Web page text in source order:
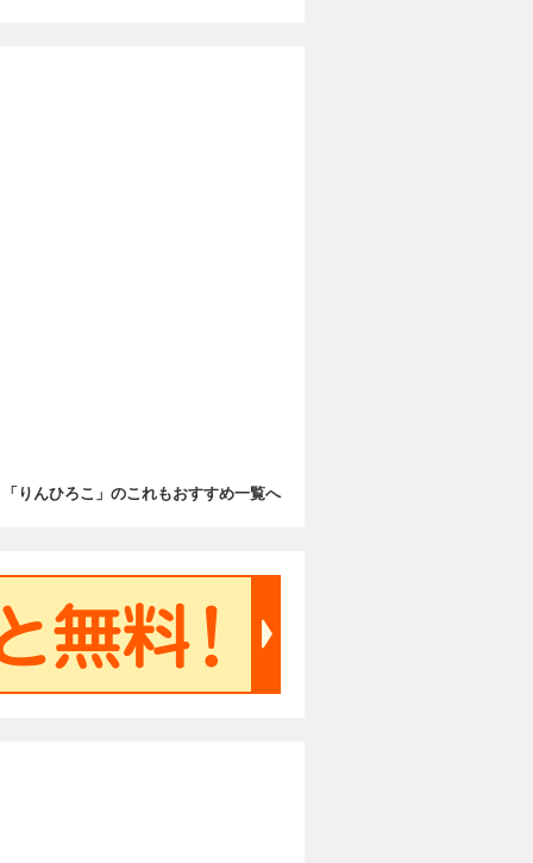
「りんひろこ」のこれもおすすめ一覧へ